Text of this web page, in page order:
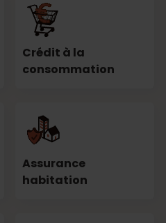
Crédit à la
consommation
Assurance
habitation